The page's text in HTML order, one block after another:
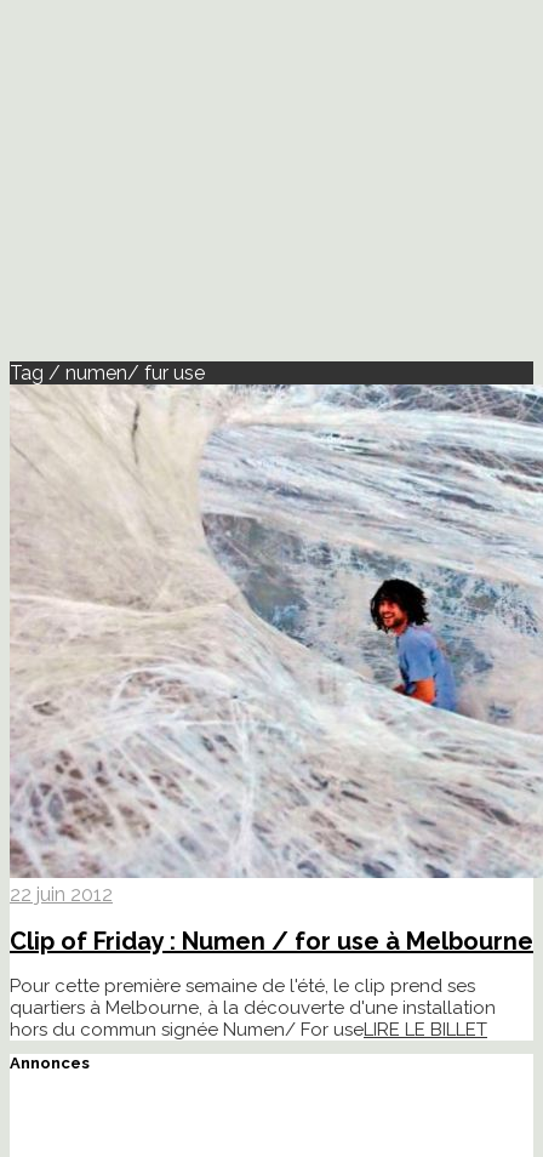
Tag / numen/ fur use
22 juin 2012
Clip of Friday : Numen / for use à Melbourne
Pour cette première semaine de l'été, le clip prend ses
quartiers à Melbourne, à la découverte d'une installation
hors du commun signée Numen/ For useLIRE LE BILLET
Annonces